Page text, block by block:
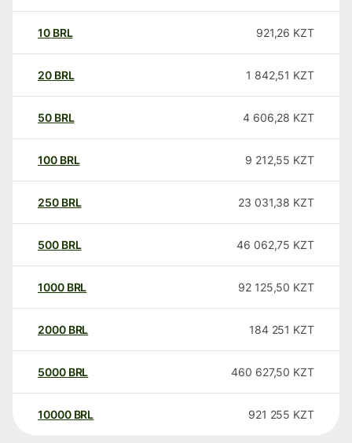
10 BRL 921,26 KZT
20 BRL 1 842,51 KZT
50 BRL 4 606,28 KZT
100 BRL 9 212,55 KZT
250 BRL 23 031,38 KZT
500 BRL 46 062,75 KZT
1000 BRL 92 125,50 KZT
2000 BRL 184 251 KZT
5000 BRL 460 627,50 KZT
10000 BRL 921 255 KZT